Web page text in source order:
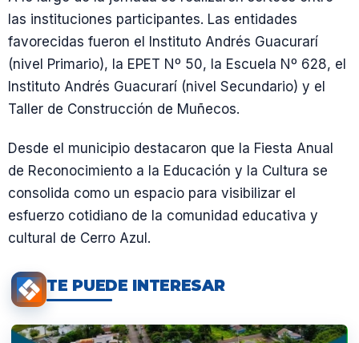
las instituciones participantes. Las entidades
favorecidas fueron el Instituto Andrés Guacurarí
(nivel Primario), la EPET Nº 50, la Escuela Nº 628, el
Instituto Andrés Guacurarí (nivel Secundario) y el
Taller de Construcción de Muñecos.
Desde el municipio destacaron que la Fiesta Anual
de Reconocimiento a la Educación y la Cultura se
consolida como un espacio para visibilizar el
esfuerzo cotidiano de la comunidad educativa y
cultural de Cerro Azul.
TE PUEDE INTERESAR